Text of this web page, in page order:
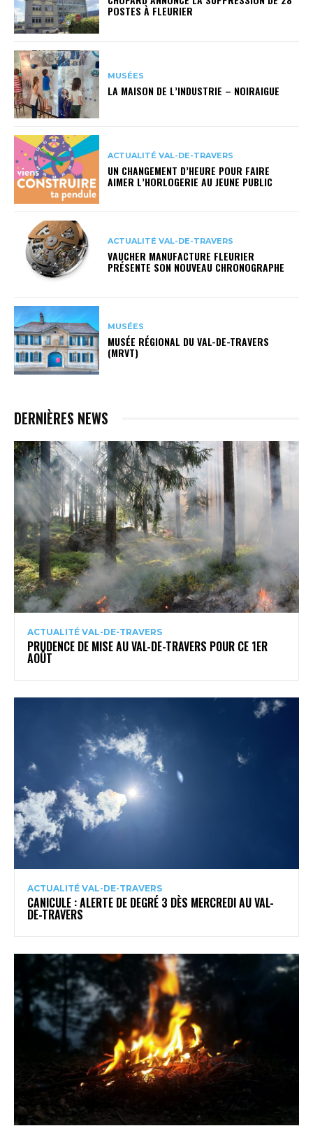
POSTES À FLEURIER
MUSÉES
LA MAISON DE L’INDUSTRIE – NOIRAIGUE
ACTUALITÉ VAL-DE-TRAVERS
UN CHANGEMENT D’HEURE POUR FAIRE
AIMER L’HORLOGERIE AU JEUNE PUBLIC
ACTUALITÉ VAL-DE-TRAVERS
VAUCHER MANUFACTURE FLEURIER
PRÉSENTE SON NOUVEAU CHRONOGRAPHE
MUSÉES
MUSÉE RÉGIONAL DU VAL-DE-TRAVERS
(MRVT)
DERNIÈRES NEWS
ACTUALITÉ VAL-DE-TRAVERS
PRUDENCE DE MISE AU VAL-DE-TRAVERS POUR CE 1ER
AOÛT
ACTUALITÉ VAL-DE-TRAVERS
CANICULE : ALERTE DE DEGRÉ 3 DÈS MERCREDI AU VAL-
DE-TRAVERS